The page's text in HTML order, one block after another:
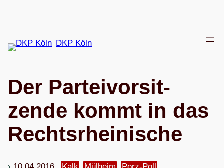
springen
DKP Köln
Der Par­tei­vor­sit­
zende kommt in das
Rechtsrheinische
10.04.2016 Kalk Mülheim Porz-Poll